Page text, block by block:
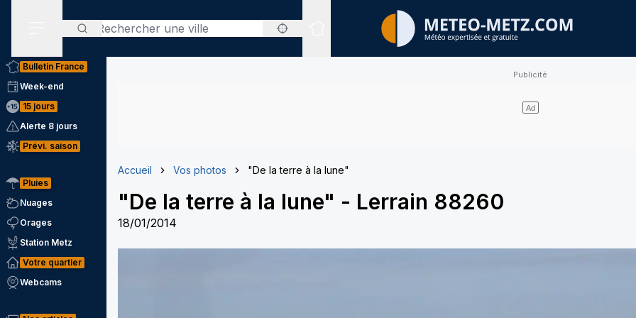
Rechercher
Sites expertisés
Bulletin France
Week-end
15 jours
Alerte 8 jours
Prévi. saison
Pluies
Nuages
Orages
Station Metz
Votre quartier
Webcams
Accueil Vos photos "De la terre à la lune"
"De la terre à la lune" - Lerrain 88260
18/01/2014